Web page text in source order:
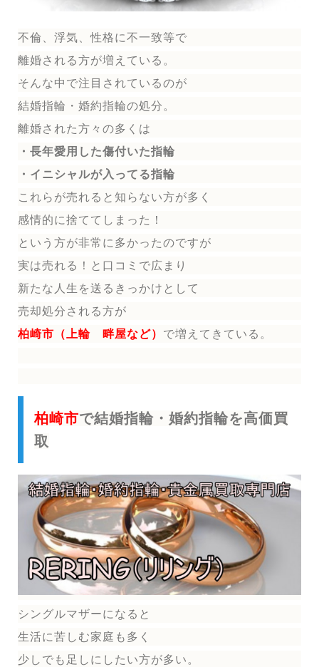
不倫、浮気、性格に不一致等で
離婚される方が増えている。
そんな中で注目されているのが
結婚指輪 ・婚約指輪の処分。
離婚された方々の多くは
・長年愛用した傷付いた指輪
・イニシャルが入ってる指輪
これらが売れると知らない方が多く
感情的に捨ててしまった！
という方が非常に多かったのですが
実は売れる！と口コミで広まり
新たな人生を送る きっかけとして
売却処分される方が
柏崎市（上輪 畔屋など） で増えてきている。
柏崎市で結婚指輪・婚約指輪を高価買
取
シングルマザーになると
生活に苦しむ家庭も多く
少しでも足しにしたい方が多い。